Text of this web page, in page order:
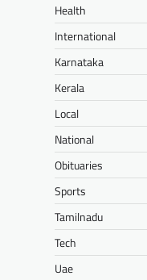
Health
International
Karnataka
Kerala
Local
National
Obituaries
Sports
Tamilnadu
Tech
Uae